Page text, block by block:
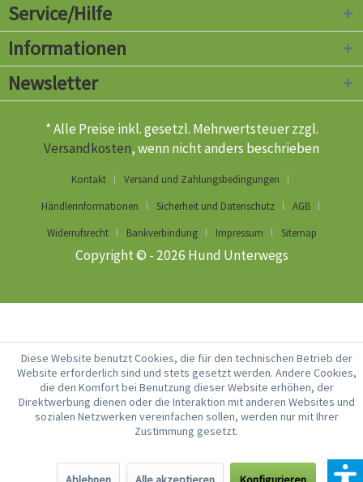
Service/Hilfe
Informationen
Newsletter
* Alle Preise inkl. gesetzl. Mehrwertsteuer zzgl.
Versandkosten, wenn nicht anders beschrieben
Kontakt
Versand und Zahlungsbedingungen
Händlerinformationen
Sicherheit und Datenschutz
AGB
Widerrufsrecht
Bankverbindung Impressum Sitemap
Copyright © - 2026 Hund Unterwegs
Diese Website benutzt Cookies, die für den technischen Betrieb der
Website erforderlich sind und stets gesetzt werden. Andere Cookies,
die den Komfort bei Benutzung dieser Website erhöhen, der
Direktwerbung dienen oder die Interaktion mit anderen Websites und
sozialen Netzwerken vereinfachen sollen, werden nur mit Ihrer
Zustimmung gesetzt.